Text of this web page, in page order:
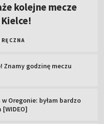
kolejne mecze
Znamy godzinę meczu
w Oregonie: byłam bardzo